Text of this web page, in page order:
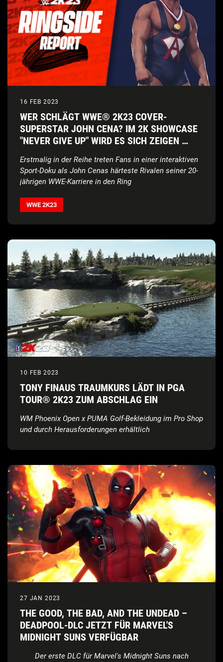
16 FEB 2023
WER SCHLÄGT WWE® 2K23 COVER-
SUPERSTAR JOHN CENA? IM 2K SHOWCASE
"NEVER GIVE UP" WIRD ES SICH ZEIGEN …
Erstmalig in der Reihe treten Fans in einer interaktiven
Sport-Doku als John Cenas härteste Rivalen seiner 20-
jährigen WWE-Karriere in den Ring
WWE 2K23
10 FEB 2023
TONY FINAUS TRAUMKURS LÄDT IN PGA
TOUR® 2K23 ZUM ABSCHLAG EIN
WM Phoenix Open x PUMA Golf-Bekleidung im Pro Shop
und durch Herausforderungen erhältlich
27 JAN 2023
THE GOOD, THE BAD, AND THE UNDEAD –
DEADPOOL-DLC JETZT FÜR MARVEL'S
MIDNIGHT SUNS VERFÜGBAR
Der erste DLC für Marvel's Midnight Suns nach